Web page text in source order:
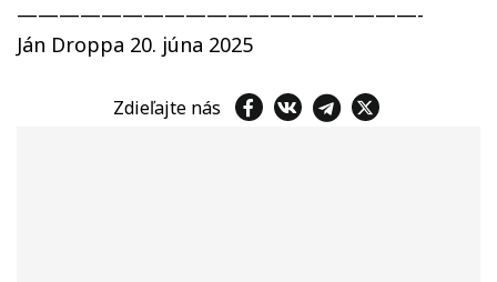
———————————————————-
Ján Droppa 20. júna 2025
Zdieľajte nás